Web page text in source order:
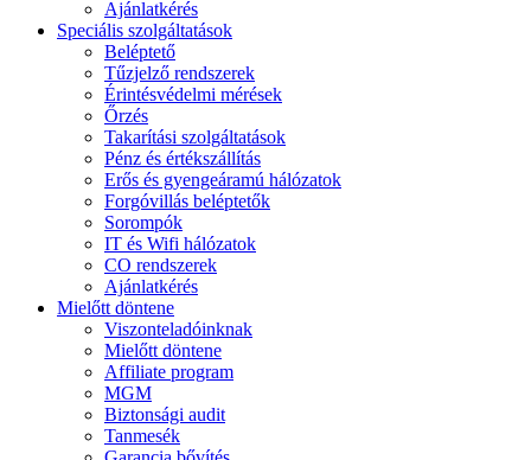
Ajánlatkérés
Speciális szolgáltatások
Beléptető
Tűzjelző rendszerek
Érintésvédelmi mérések
Őrzés
Takarítási szolgáltatások
Pénz és értékszállítás
Erős és gyengeáramú hálózatok
Forgóvillás beléptetők
Sorompók
IT és Wifi hálózatok
CO rendszerek
Ajánlatkérés
Mielőtt döntene
Viszonteladóinknak
Mielőtt döntene
Affiliate program
MGM
Biztonsági audit
Tanmesék